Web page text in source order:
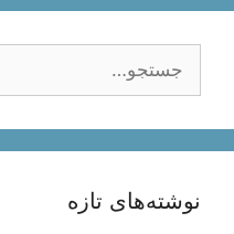
نوشته‌های تازه